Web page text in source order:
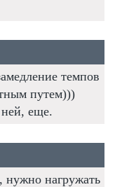
темпов
путем)))
ней, еще.
нужно нагружать